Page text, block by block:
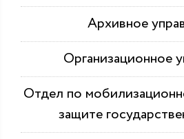
Архивное
Организационное
Отдел по
защите